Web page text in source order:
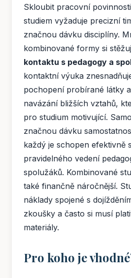
Skloubit pracovní
studiem vyžaduje precizní
značnou dávku disciplíny.
kombinované formy si
kontaktu s pedagogy a
kontaktní výuka
pochopení probírané látky
navázání bližších vztahů,
pro studium motivující.
značnou dávku
každý je schopen efektivně
pravidelného vedení
spolužáků. Kombinované
také finančně náročnější.
náklady spojené s
zkoušky a často si musí
materiály.
Pro koho je